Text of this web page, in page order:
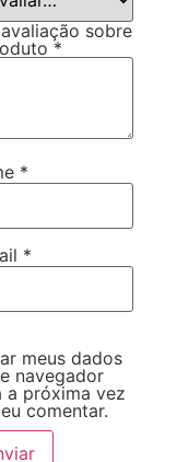
sobre
*
*
*
meus dados
navegador
a próxima vez
comentar.